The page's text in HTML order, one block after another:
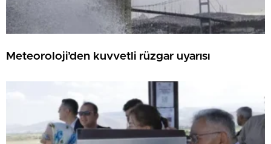
Meteoroloji’den kuvvetli rüzgar uyarısı